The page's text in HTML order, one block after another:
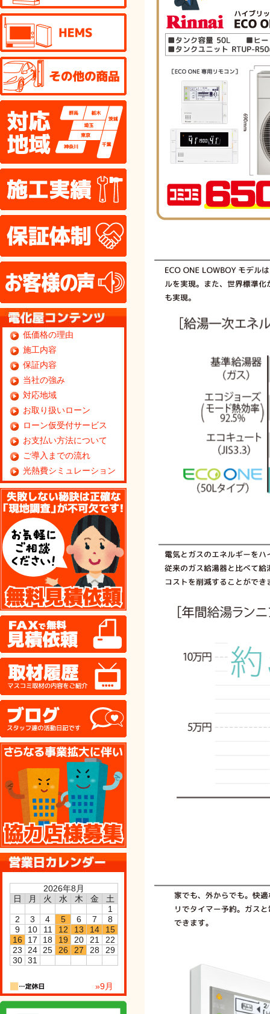
保証体制
お客様の声
低価格の理由
施工内容
保証内容
当社の強み
対応地域
お取り扱いローン
ローン仮受付サービス
お支払い方法について
ご導入までの流れ
光熱費シミュレーション
2026年8月
日
月 火 水 木 金
土
1
2
3 4 5 6 7
8
9
10 11 12 13 14
15
16
17 18 19 20 21
22
23
24 25 26 27 28
29
30 31
»9月